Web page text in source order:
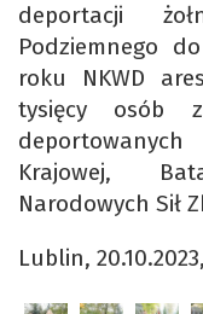
deportacji
Podziemnego
roku NKWD
tysięcy osób
Krajowej,
Narodowych Sił
Lublin,